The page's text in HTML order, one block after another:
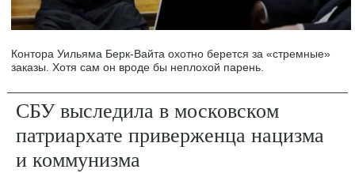
Контора Уильяма Берк-Вайта охотно берется за «стремные»
заказы. Хотя сам он вроде бы неплохой парень.
СБУ выследила в московском
патриархате приверженца нацизма
и коммунизма